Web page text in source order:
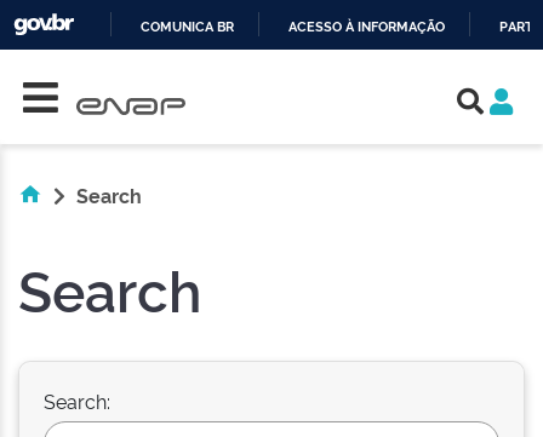
COMUNICA BR ACESSO À INFORMAÇÃO
Search
Search
Search: